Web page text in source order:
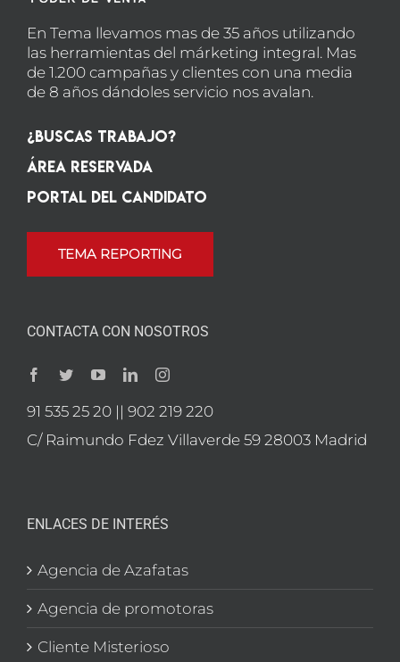
En Tema llevamos mas de 35 años utilizando
las herramientas del márketing integral. Mas
de 1.200 campañas y clientes con una media
de 8 años dándoles servicio nos avalan.
¿Buscas Trabajo?
Área Reservada
Portal del candidato
TEMA REPORTING
CONTACTA CON NOSOTROS
91 535 25 20 || 902 219 220
C/ Raimundo Fdez Villaverde 59 28003 Madrid
ENLACES DE INTERÉS
Agencia de Azafatas
Agencia de promotoras
Cliente Misterioso